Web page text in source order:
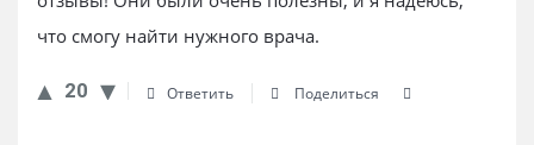
что смогу найти нужного врача.
20 Ответить Поделиться